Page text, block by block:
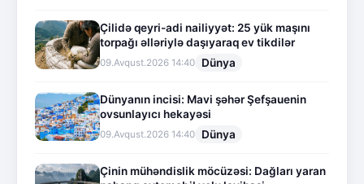
Çilidə qeyri-adi nailiyyət: 25 yük maşını
torpağı əlləriylə daşıyaraq ev tikdilər
09.Avqust.2026 14:40 Dünya
Dünyanın incisi: Mavi şəhər Şefşauenin
ovsunlayıcı hekayəsi
09.Avqust.2026 14:40 Dünya
Çinin mühəndislik möcüzəsi: Dağları yaran